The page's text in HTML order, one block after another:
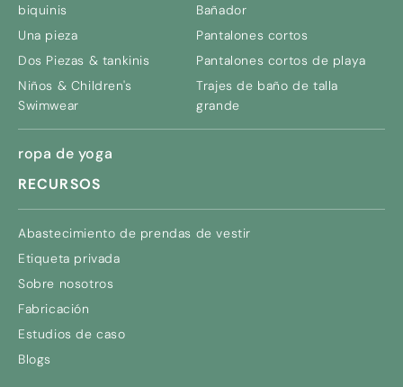
biquinis
Una pieza
Dos Piezas & tankinis
Niños & Children's
Swimwear
Bañador
Pantalones cortos
Pantalones cortos de playa
Trajes de baño de talla
grande
ropa de yoga
RECURSOS
Abastecimiento de prendas de vestir
Etiqueta privada
Sobre nosotros
Fabricación
Estudios de caso
Blogs